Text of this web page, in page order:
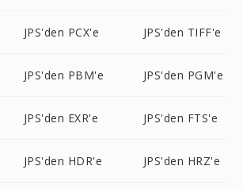
JPS'den PCX'e JPS'den TIFF'e
JPS'den PBM'e JPS'den PGM'e
JPS'den EXR'e JPS'den FTS'e
JPS'den HDR'e JPS'den HRZ'e